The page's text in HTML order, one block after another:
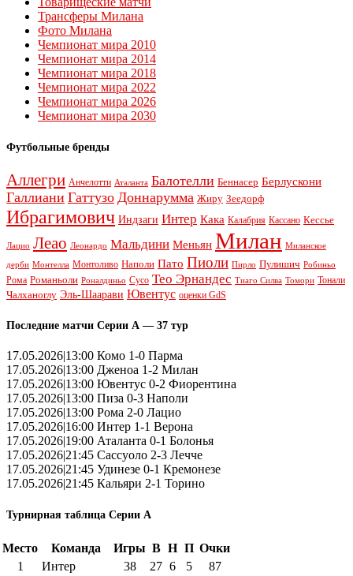
Трансферы Милана
Фото Милана
Чемпионат мира 2010
Чемпионат мира 2014
Чемпионат мира 2018
Чемпионат мира 2022
Чемпионат мира 2026
Чемпионат мира 2030
Футбольные бренды
Аллегри Анчелотти Аталанта Балотелли Беннасер Берлускони
Галлиани Гаттузо Доннарумма Жиру Зеедорф
Ибрагимович Индзаги Интер Кака Калабрия Кассано Кессье
Лацио Леао Леонардо Мальдини Меньян Милан Миланское
дерби Монтелла Монтоливо Наполи Пато Пиоли Пирло Пулишич Робиньо
Рома Романьоли Роналдиньо Сусо Тео Эрнандес Тиаго Силва Томори Тонали
Чалханоглу Эль-Шаарави Ювентус оценки GdS
Последние матчи Серии А — 37 тур
17.05.2026|13:00 Комо 1-0 Парма
17.05.2026|13:00 Дженоа 1-2 Милан
17.05.2026|13:00 Ювентус 0-2 Фиорентина
17.05.2026|13:00 Пиза 0-3 Наполи
17.05.2026|13:00 Рома 2-0 Лацио
17.05.2026|16:00 Интер 1-1 Верона
17.05.2026|19:00 Аталанта 0-1 Болонья
17.05.2026|21:45 Сассуоло 2-3 Лечче
17.05.2026|21:45 Удинезе 0-1 Кремонезе
17.05.2026|21:45 Кальяри 2-1 Торино
Турнирная таблица Серии А
Место Команда Игры В Н П Очки
1
Интер 38 27 6 5
87